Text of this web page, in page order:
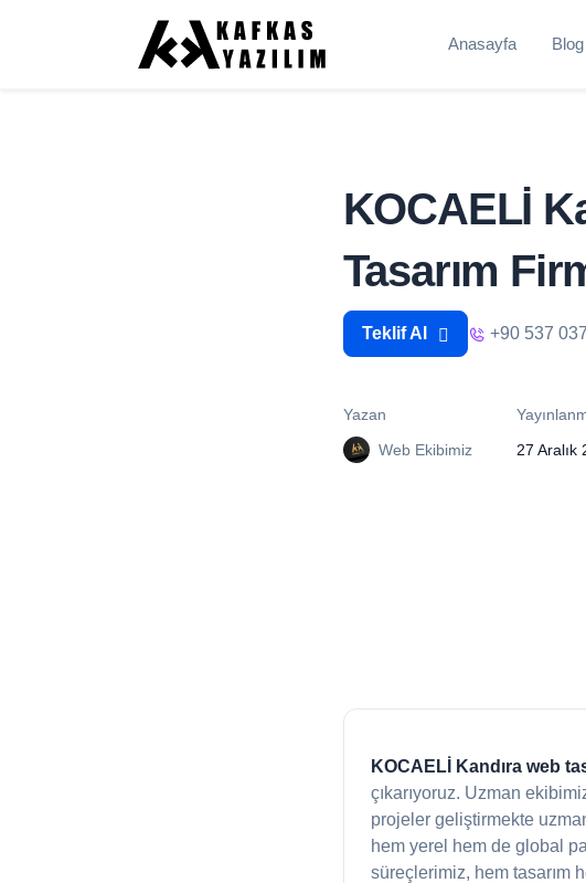
Anasayfa Blog
KOCAELİ
Tasarım
Teklif Al +90 537
Yazan
Web Ekibimiz
27 Aralık
KOCAELİ Kandıra web
çıkarıyoruz. Uzman
projeler geliştirmekte
hem yerel hem de global
süreçlerimiz, hem tasarım